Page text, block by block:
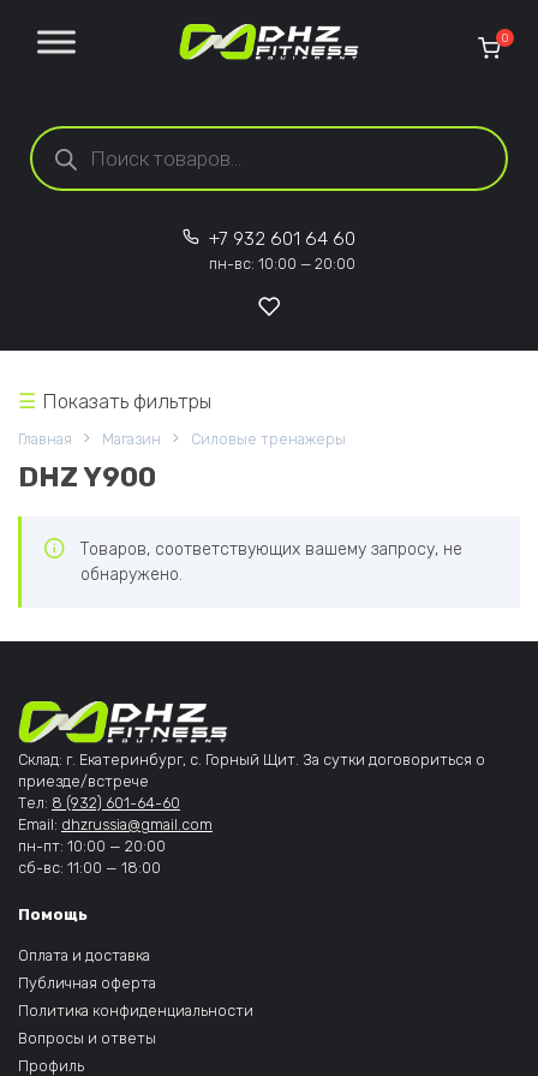
Поиск товаров
0
+7 932 601 64 60
пн-вс: 10:00 — 20:00
Главная Магазин Силовые тренажеры
DHZ Y900
Товаров, соответствующих вашему запросу, не
обнаружено.
Показать фильтры
Склад: г. Екатеринбург, с. Горный Щит. За сутки договориться о
приезде/встрече
Тел: 8 (932) 601-64-60
Email: dhzrussia@gmail.com
пн-пт: 10:00 — 20:00
сб-вс: 11:00 — 18:00
Помощь
Оплата и доставка
Публичная оферта
Политика конфиденциальности
Вопросы и ответы
Профиль